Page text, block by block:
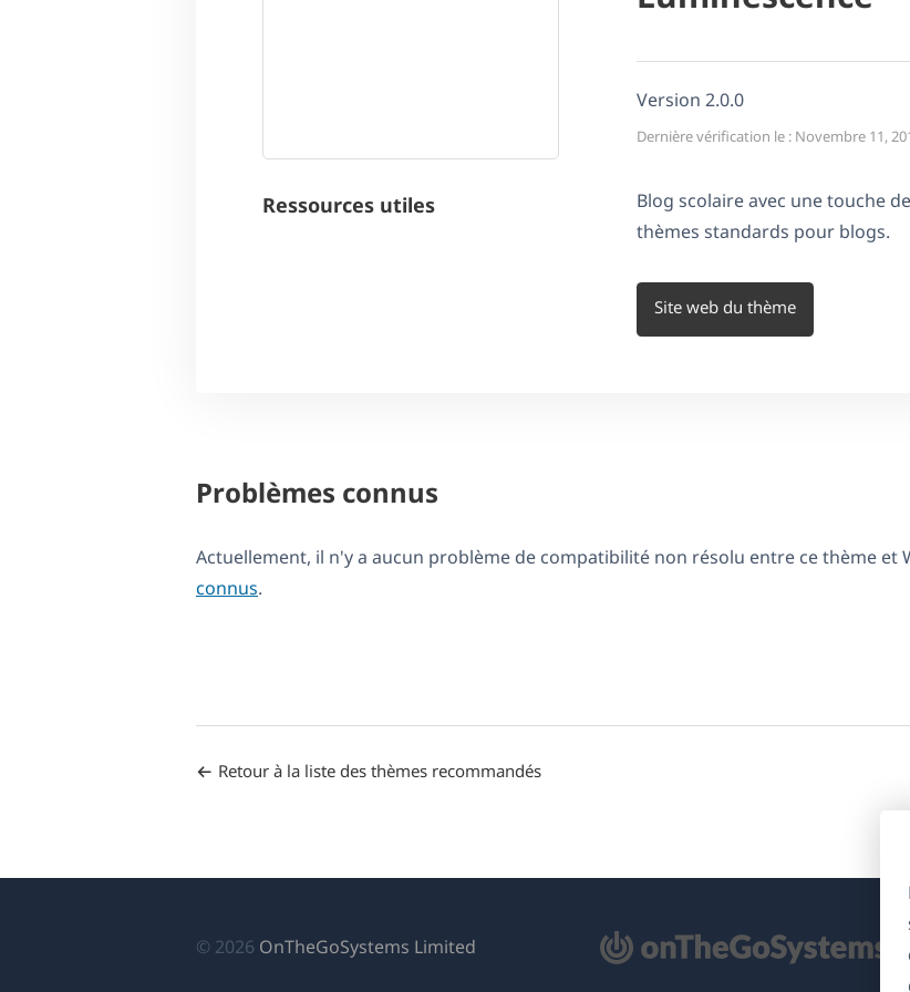
Ressources utiles
Version 2.0.0
Dernière vérification le : Novembre 11,
Blog scolaire avec une touche
thèmes standards pour blogs.
Site web du thème
Problèmes connus
Actuellement, il n'y a aucun problème de compatibilité non résolu entre ce thème et
connus.
Retour à la liste des thèmes recommandés
© 2026 OnTheGoSystems Limited